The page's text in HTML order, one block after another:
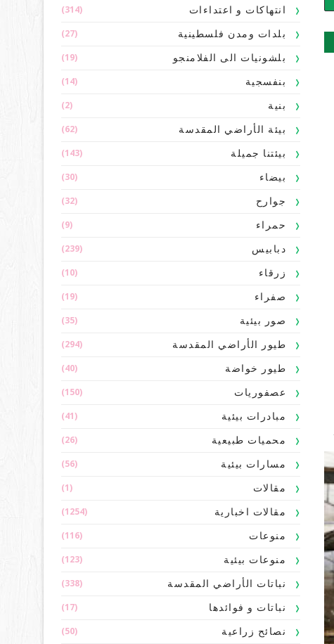
انتهاكات و اعتداءات (314)
بلدات ومدن فلسطينية (27)
بلشونيات الى الفلامنجو (19)
بنفسجية (14)
بنية (2)
بيئة الأراضي المقدسة (62)
بيئتنا جميلة (143)
بيضاء (30)
جوارح (32)
حمراء (9)
دبابيس (239)
زرقاء (10)
صفراء (19)
صور بيئية (35)
طيور الأراضي المقدسة (294)
طيور خواضة (40)
عصفوريات (150)
مبادرات بيئية (41)
محميات طبيعية (26)
مسارات بيئية (56)
مقالات (1)
مقالات اخبارية (1254)
منوعات (116)
منوعات بيئية (123)
نباتات الأراضي المقدسة (338)
نباتات و فوائدها (17)
نصائح زراعية (50)